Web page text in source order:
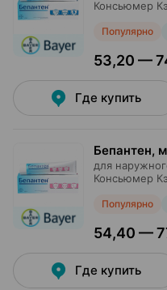
Консьюмер
Популярно
53,20 —
Где купить
Бепантен,
для
Консьюмер
Популярно
54,40 —
Где купить